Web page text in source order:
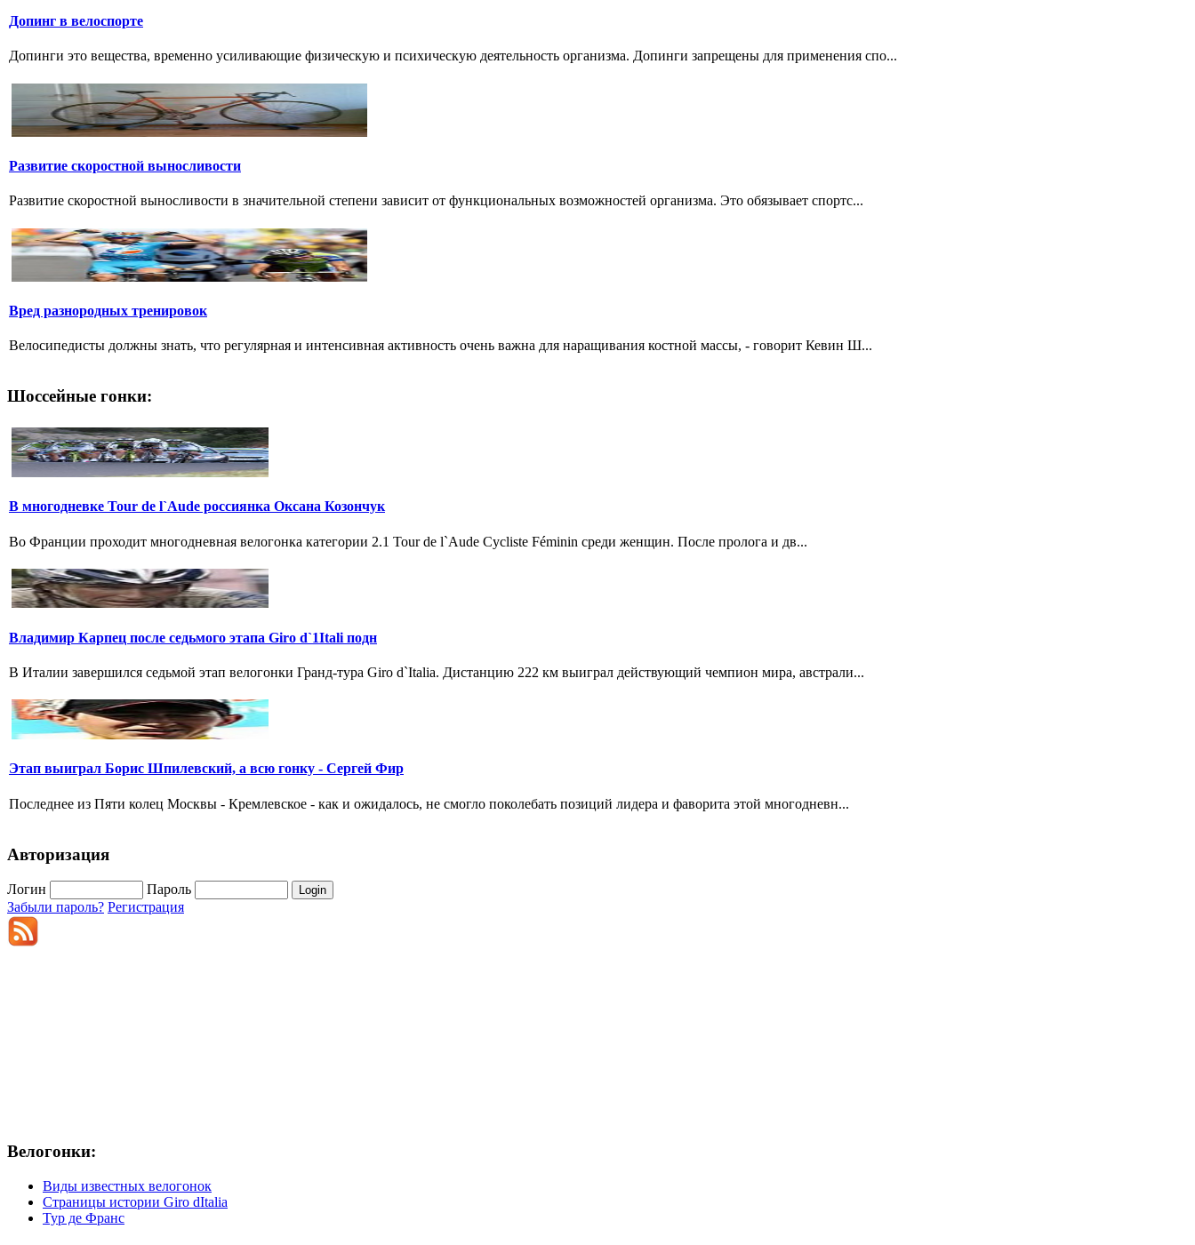
Допинг в велоспорте
Допинги это вещества, временно усиливающие физическую и психическую деятельность организма. Допинги запрещены для применения спо...
Развитие скоростной выносливости
Развитие скоростной выносливости в значительной степени зависит от функциональных возможностей организма. Это обязывает спортс...
Вред разнородных тренировок
Велосипедисты должны знать, что регулярная и интенсивная активность очень важна для наращивания костной массы, - говорит Кевин Ш...
Шоссейные гонки:
В многодневке Tour de l`Aude россиянка Оксана Козончук
Во Франции проходит многодневная велогонка категории 2.1 Tour de l`Aude Cycliste Féminin среди женщин. После пролога и дв...
Владимир Карпец после седьмого этапа Giro d`1Itali подн
В Италии завершился седьмой этап велогонки Гранд-тура Giro d`Italia. Дистанцию 222 км выиграл действующий чемпион мира, австрали...
Этап выиграл Борис Шпилевский, а всю гонку - Сергей Фир
Последнее из Пяти колец Москвы - Кремлевское - как и ожидалось, не смогло поколебать позиций лидера и фаворита этой многодневн...
Авторизация
Логин
Пароль
Забыли пароль? Регистрация
Велогонки:
Виды известных велогонок
Страницы истории Giro dItalia
Тур де Франс